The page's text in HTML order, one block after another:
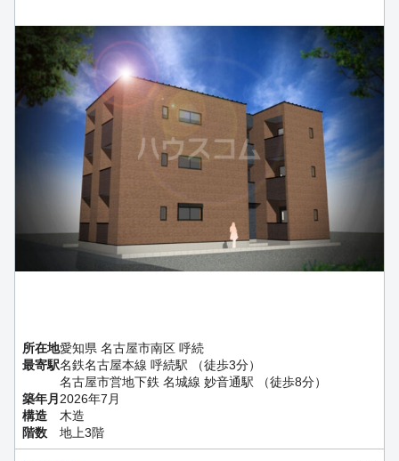
所在地愛知県 名古屋市南区 呼続
最寄駅名鉄名古屋本線 呼続駅 （徒歩3分）
名古屋市営地下鉄 名城線 妙音通駅 （徒歩8分）
築年月 2026年7月
構造
木造
階数
地上3階